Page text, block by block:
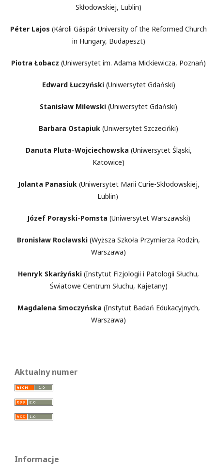
Skłodowskiej, Lublin)
Péter Lajos (Károli Gáspár University of the Reformed Church
in Hungary, Budapeszt)
Piotra Łobacz (Uniwersytet im. Adama Mickiewicza, Poznań)
Edward Łuczyński (Uniwersytet Gdański)
Stanisław Milewski (Uniwersytet Gdański)
Barbara Ostapiuk (Uniwersytet Szczecińki)
Danuta Pluta-Wojciechowska (Uniwersytet Śląski,
Katowice)
Jolanta Panasiuk(Uniwersytet Marii Curie-Skłodowskiej,
Lublin)
Józef Porayski-Pomsta (Uniwersytet Warszawski)
Bronisław Rocławski (Wyższa Szkoła Przymierza Rodzin,
Warszawa)
Henryk Skarżyński (Instytut Fizjologii i Patologii Słuchu,
Światowe Centrum Słuchu, Kajetany)
Magdalena Smoczyńska (Instytut Badań Edukacyjnych,
Warszawa)
Aktualny numer
Informacje